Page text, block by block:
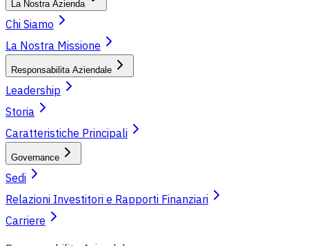
La Nostra Azienda
Chi Siamo
La Nostra Missione
Responsabilita Aziendale
Leadership
Storia
Caratteristiche Principali
Governance
Sedi
Relazioni Investitori e Rapporti Finanziari
Carriere